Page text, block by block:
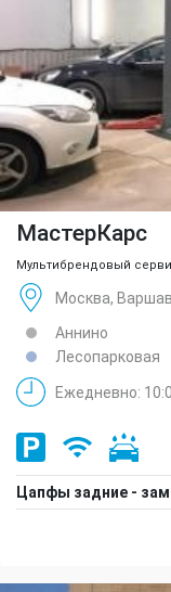
МастерКарс
Мультибрендовый
Москва,
Аннино
Лесопарковая
Ежедневно:
Цапфы задние -